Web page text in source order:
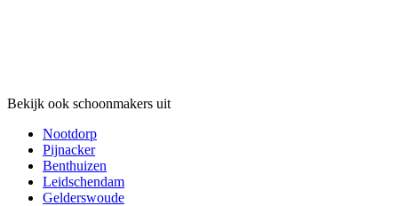
Bekijk ook schoonmakers uit
Nootdorp
Pijnacker
Benthuizen
Leidschendam
Gelderswoude